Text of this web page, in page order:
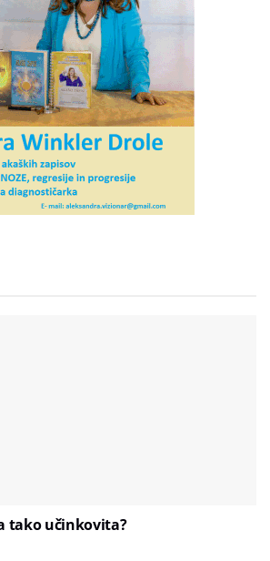
tako učinkovita?